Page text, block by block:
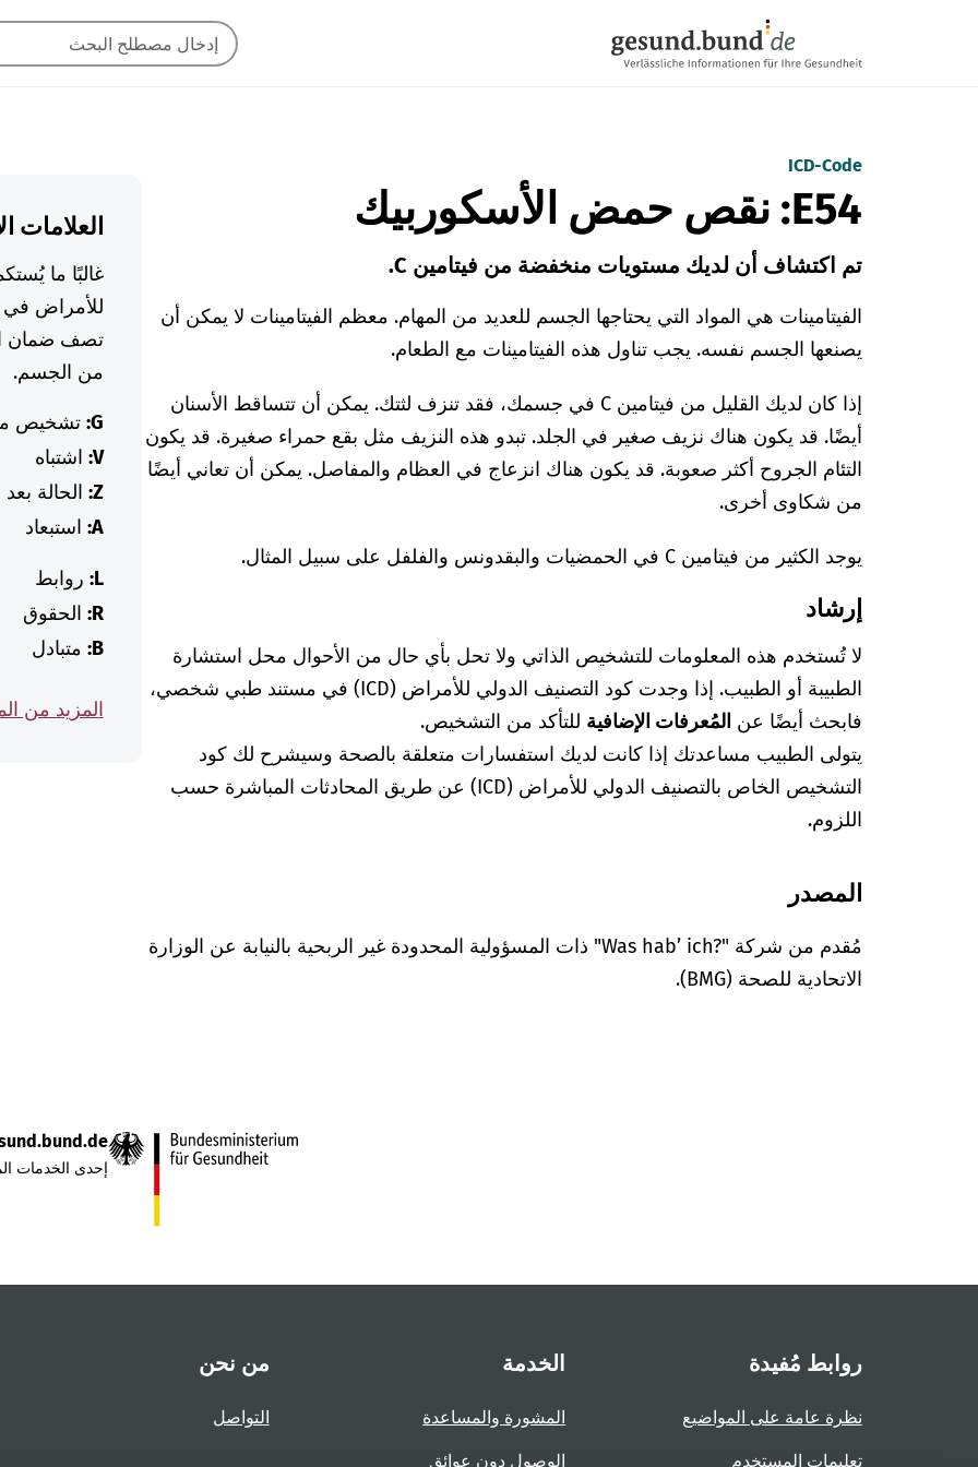
ICD-Code
E54: نقص حمض الأسكوربيك
تم اكتشاف أن لديك مستويات منخفضة من فيتامين C.
الفيتامينات هي المواد التي يحتاجها الجسم للعديد من المهام. معظم الفيتامينات لا يمكن أن
يصنعها الجسم نفسه. يجب تناول هذه الفيتامينات مع الطعام.
إذا كان لديك القليل من فيتامين C في جسمك، فقد تنزف لثتك. يمكن أن تتساقط الأسنان
أيضًا. قد يكون هناك نزيف صغير في الجلد. تبدو هذه النزيف مثل بقع حمراء صغيرة. قد يكون
التئام الجروح أكثر صعوبة. قد يكون هناك انزعاج في العظام والمفاصل. يمكن أن تعاني أيضًا
من شكاوى أخرى.
يوجد الكثير من فيتامين C في الحمضيات والبقدونس والفلفل على سبيل المثال.
إرشاد
لا تُستخدم هذه المعلومات للتشخيص الذاتي ولا تحل بأي حال من الأحوال محل استشارة
الطبيبة أو الطبيب. إذا وجدت كود التصنيف الدولي للأمراض (ICD) في مستند طبي شخصي،
فابحث أيضًا عن المُعرفات الإضافية للتأكد من التشخيص.
يتولى الطبيب مساعدتك إذا كانت لديك استفسارات متعلقة بالصحة وسيشرح لك كود
التشخيص الخاص بالتصنيف الدولي للأمراض (ICD) عن طريق المحادثات المباشرة حسب
اللزوم.
المصدر
مُقدم من شركة "Was hab’ ich?‎" ذات المسؤولية المحدودة غير الربحية بالنيابة عن الوزارة
الاتحادية للصحة (BMG).
العلامات
غالبًا ما
للأمراض في
تصف ضمان
من الجسم.
G: تشخيص
V: اشتباه
Z: الحالة بعد
A: استبعاد
L: روابط
R: الحقوق
B: متبادل
المزيد من
إحدى الخدمات
روابط مُفيدة
نظرة عامة على المواضيع
تعليمات المستخدم
الخدمة
المشورة والمساعدة
الوصول دون عوائق
من نحن
التواصل